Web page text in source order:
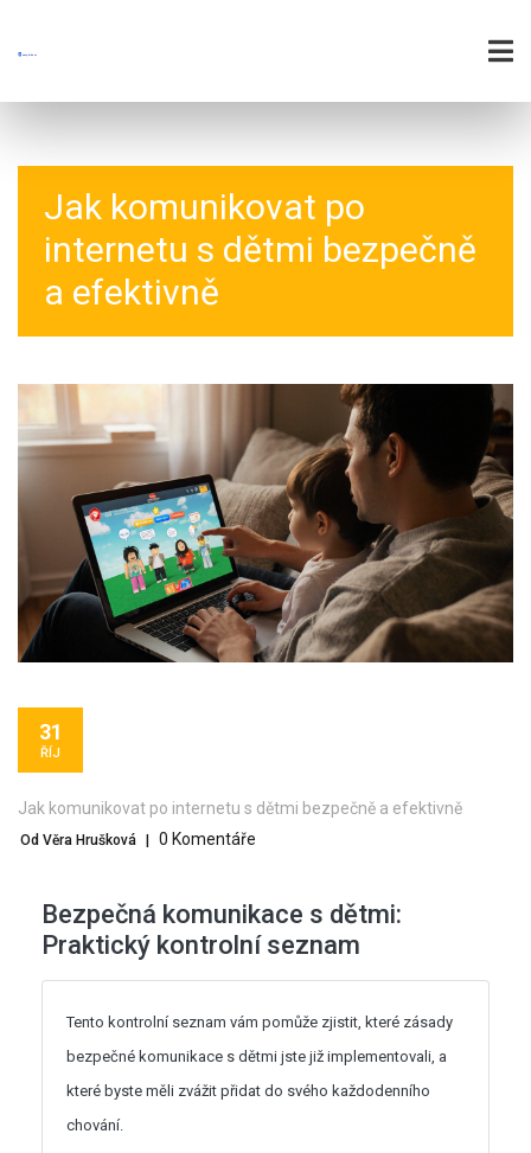
Jak komunikovat po
internetu s dětmi bezpečně
a efektivně
31
ŘÍJ
Jak komunikovat po internetu s dětmi bezpečně a efektivně
Od Věra Hrušková 0 Komentáře
Bezpečná komunikace s dětmi:
Praktický kontrolní seznam
Tento kontrolní seznam vám pomůže zjistit, které zásady
bezpečné komunikace s dětmi jste již implementovali, a
které byste měli zvážit přidat do svého každodenního
chování.